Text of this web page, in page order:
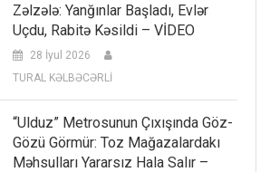
Zəlzələ: Yanğınlar Başladı, Evlər
Uçdu, Rabitə Kəsildi – VİDEO
28 İyul 2026
TURAL KƏLBƏCƏRLİ
“Ulduz” Metrosunun Çıxışında Göz-
Gözü Görmür: Toz Mağazalardakı
Məhsulları Yararsız Hala Salır –